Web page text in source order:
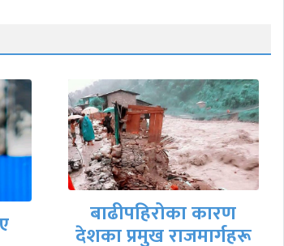
मिटरब्याजपीडित र
सरकारी वार्ता टोलीबीच